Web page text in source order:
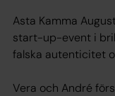
Asta Kamma
start-up-event i
falska autenticitet
Vera och André